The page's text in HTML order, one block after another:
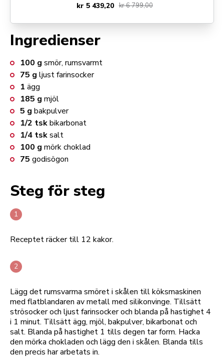
Ingredienser
100 g smör, rumsvarmt
75 g ljust farinsocker
1 ägg
185 g mjöl
5 g bakpulver
1/2 tskbikarbonat
1/4 tsksalt
100 g mörk choklad
75 godisögon
Steg för steg
Receptet räcker till 12 kakor.
Lägg det rumsvarma smöret i skålen till köksmaskinen
med flatblandaren av metall med silikonvinge. Tillsätt
strösocker och ljust farinsocker och blanda på hastighet 4
i 1 minut. Tillsätt ägg, mjöl, bakpulver, bikarbonat och
salt. Blanda på hastighet 1 tills degen tar form. Hacka
den mörka chokladen och lägg den i skålen. Blanda tills
den precis har arbetats in.
kr 5 439,20 kr 6 799,00